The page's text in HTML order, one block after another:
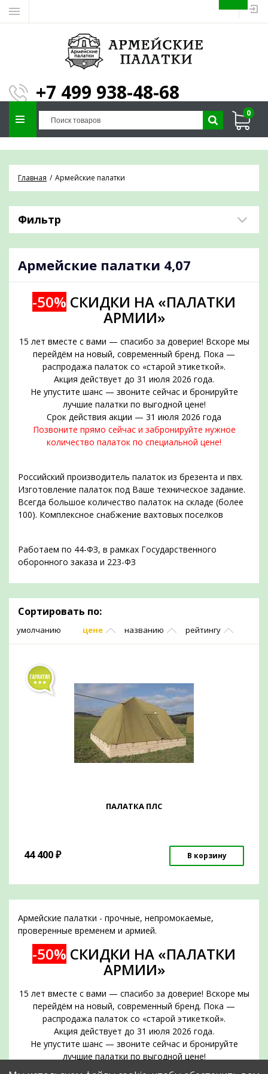
+7 499 938-48-68
0
Главная Армейские палатки
Фильтр
Армейские палатки 4,07
-50% СКИДКИ НА «ПАЛАТКИ
АРМИИ»
15 лет вместе с вами — спасибо за доверие! Вскоре мы
перейдём на новый, современный бренд. Пока —
распродажа палаток со «старой этикеткой».
Акция действует до 31 июля 2026 года.
Не упустите шанс — звоните сейчас и бронируйте
лучшие палатки по выгодной цене!
Срок действия акции — 31 июля 2026 года
Позвоните прямо сейчас и забронируйте нужное
количество палаток по специальной цене!
Российский производитель палаток из брезента и пвх.
Изготовление палаток под Ваше техническое задание.
Всегда большое количество палаток на складе (более
100). Комплексное снабжение вахтовых поселков
Работаем по 44-ФЗ, в рамках Государственного
оборонного заказа и 223-ФЗ
Сортировать по:
умолчанию цене названию рейтингу
ПАЛАТКА ПЛС
44 400₽ В корзину
Армейские палатки - прочные, непромокаемые,
проверенные временем и армией.
-50% СКИДКИ НА «ПАЛАТКИ
АРМИИ»
15 лет вместе с вами — спасибо за доверие! Вскоре мы
перейдём на новый, современный бренд. Пока —
распродажа палаток со «старой этикеткой».
Акция действует до 31 июля 2026 года.
Не упустите шанс — звоните сейчас и бронируйте
лучшие палатки по выгодной цене!
Срок действия акции — до 31 июля 2026 года
ЗАПОЛНИТЕ ФОРМУ И
МЫ ПОДБЕРЕМ
ПАЛАТКУ ПОД ВАШИ
ПАРАМЕТРЫ!
Отправим предложение на почту и
проконсультируем по любым вопросам
подобрать